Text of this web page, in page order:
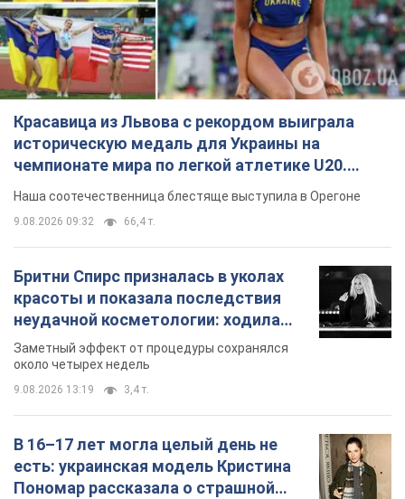
Красавица из Львова с рекордом выиграла
историческую медаль для Украины на
чемпионате мира по легкой атлетике U20.
Видео
Наша соотечественница блестяще выступила в Орегоне
9.08.2026 09:32 66,4 т.
Бритни Спирс призналась в уколах
красоты и показала последствия
неудачной косметологии: ходила
так почти месяц
Заметный эффект от процедуры сохранялся
около четырех недель
9.08.2026 13:19 3,4 т.
В 16–17 лет могла целый день не
есть: украинская модель Кристина
Пономар рассказала о страшной